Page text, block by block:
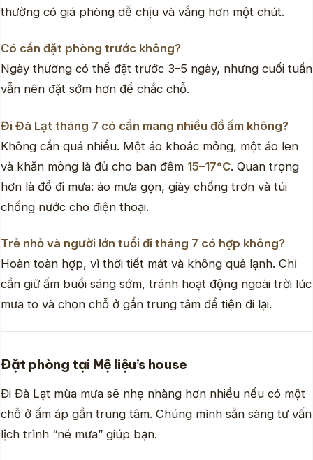
thường có giá phòng dễ chịu và vắng hơn một chút.
Có cần đặt phòng trước không?
Ngày thường có thể đặt trước 3–5 ngày, nhưng cuối tuần
vẫn nên đặt sớm hơn để chắc chỗ.
Đi Đà Lạt tháng 7 có cần mang nhiều đồ ấm không?
Không cần quá nhiều. Một áo khoác mỏng, một áo len
và khăn mỏng là đủ cho ban đêm 15–17°C. Quan trọng
hơn là đồ đi mưa: áo mưa gọn, giày chống trơn và túi
chống nước cho điện thoại.
Trẻ nhỏ và người lớn tuổi đi tháng 7 có hợp không?
Hoàn toàn hợp, vì thời tiết mát và không quá lạnh. Chỉ
cần giữ ấm buổi sáng sớm, tránh hoạt động ngoài trời lúc
mưa to và chọn chỗ ở gần trung tâm để tiện đi lại.
Đặt phòng tại Mệ liệu’s house
Đi Đà Lạt mùa mưa sẽ nhẹ nhàng hơn nhiều nếu có một
chỗ ở ấm áp gần trung tâm. Chúng mình sẵn sàng tư vấn
lịch trình “né mưa” giúp bạn.